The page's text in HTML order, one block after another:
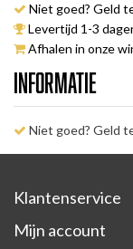
Niet goed? Geld
Levertijd 1-3
Afhalen in onze
Informatie
Niet goed? Geld
Klantenservice
Mijn account